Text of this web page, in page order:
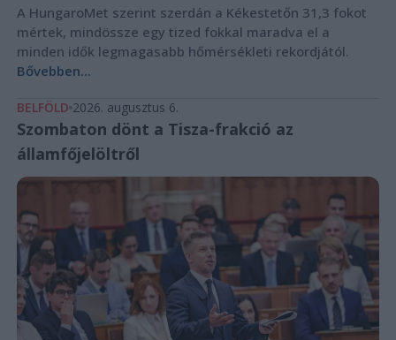
A HungaroMet szerint szerdán a Kékestetőn 31,3 fokot
mértek, mindössze egy tized fokkal maradva el a
minden idők legmagasabb hőmérsékleti rekordjától.
Bővebben...
BELFÖLD 2026. augusztus 6.
Szombaton dönt a Tisza-frakció az
államfőjelöltről